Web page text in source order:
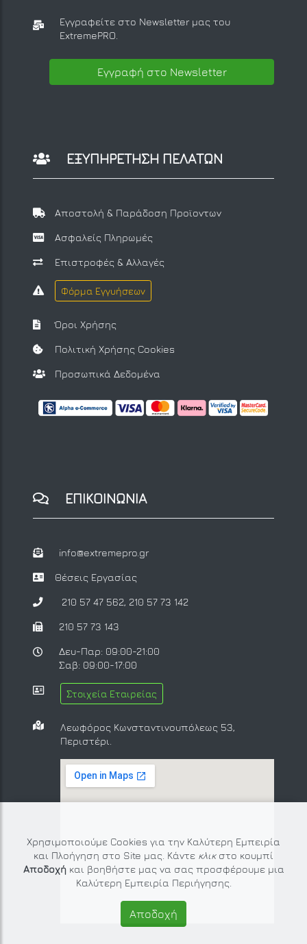
Χρησιμοποιούμε Cookies για την Καλύτερη Εμπειρία
και Πλοήγηση στο Site μας. Κάντε κλικ στο κουμπί
Αποδοχήκαι βοηθήστε μας να σας προσφέρουμε μια
Καλύτερη Εμπειρία Περιήγησης.
Αποδοχή
Εγγραφείτε στο Newsletter μας του
ExtremePRO.
Εγγραφή στο Newsletter
ΕΞΥΠΗΡΕΤΗΣΗ ΠΕΛΑΤΩΝ
Αποστολή & Παράδοση Προϊοντων
Ασφαλείς Πληρωμές
Επιστροφές & Αλλαγές
Φόρμα Εγγυήσεων
Όροι Χρήσης
Πολιτική Χρήσης Cookies
Προσωπικά Δεδομένα
ΕΠΙΚΟΙΝΩΝΙΑ
info@extremepro.gr
Θέσεις Εργασίας
210 57 47 562, 210 57 73 142
210 57 73 143
Δευ-Παρ: 09:00-21:00
Σαβ: 09:00-17:00
Στοιχεία Εταιρείας
Λεωφόρος Κωνσταντινουπόλεως 53,
Περιστέρι.